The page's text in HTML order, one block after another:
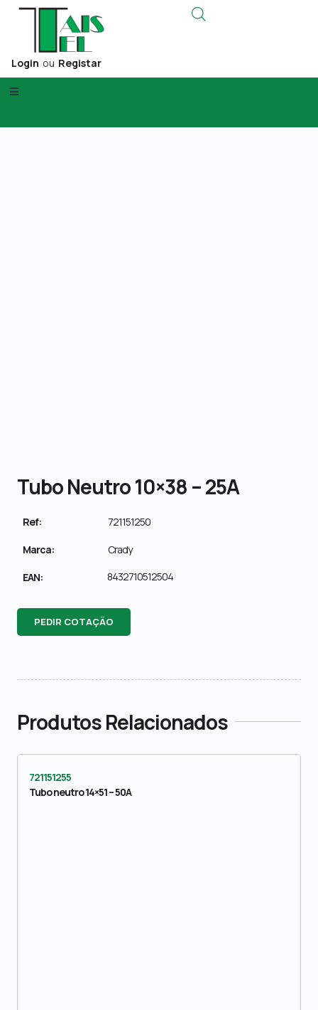
Login ou Registar
Tubo Neutro 10×38 – 25A
Ref: 721151250
Marca: Crady
EAN: 8432710512504
PEDIR COTAÇÃO
Produtos Relacionados
721151255
Tubo neutro 14×51 – 50A